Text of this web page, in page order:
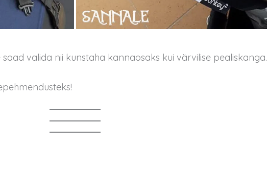
valida nii kunstaha kannaosaks kui värvilise pealiskanga.